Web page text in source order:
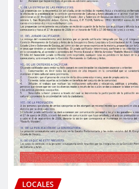
LOCALES